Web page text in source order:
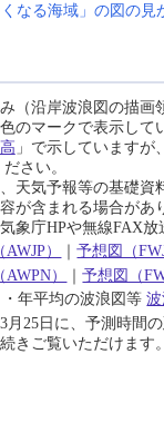
なる海域」の図の見
（沿岸波浪図の描画
のマークで表示して
」で示していますが
さい。
天気予報等の基礎
が含まれる場合があ
象庁HPや無線FAX
） ｜予想図（
） ｜予想図（
・年平均の波浪図等
月25日に、予測時間
きご覧いただけます。